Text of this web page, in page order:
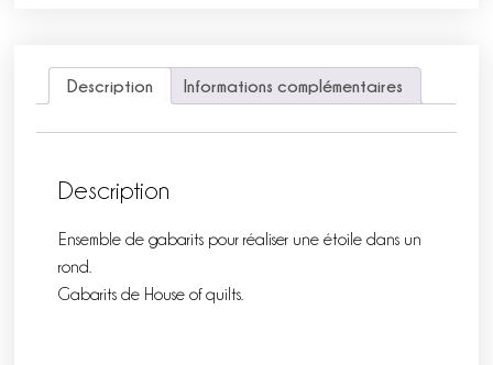
Description Informations complémentaires
Description
Ensemble de gabarits pour réaliser une étoile dans un
rond.
Gabarits de House of quilts.